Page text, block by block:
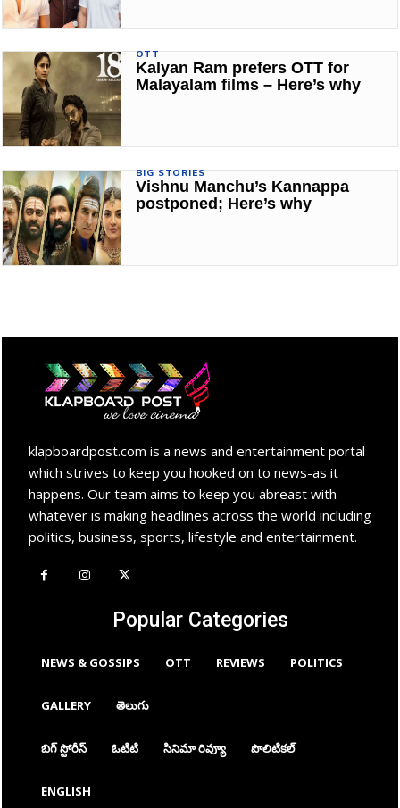
OTT
Kalyan Ram prefers OTT for
Malayalam films – Here’s why
BIG STORIES
Vishnu Manchu’s Kannappa
postponed; Here’s why
klapboardpost.com is a news and entertainment portal
which strives to keep you hooked on to news-as it
happens. Our team aims to keep you abreast with
whatever is making headlines across the world including
politics, business, sports, lifestyle and entertainment.
Popular Categories
NEWS & GOSSIPS OTT REVIEWS POLITICS
GALLERY తెలుగు
బిగ్ స్టోరీస్ ఓటిటి సినిమా రివ్యూ పొలిటికల్
ENGLISH